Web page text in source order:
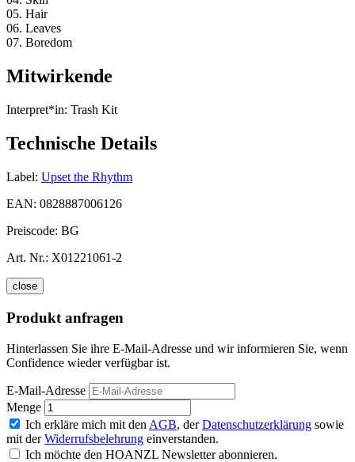
05. Hair
06. Leaves
07. Boredom
Mitwirkende
Interpret*in: Trash Kit
Technische Details
Label: Upset the Rhythm
EAN: 0828887006126
Preiscode: BG
Art. Nr.: X01221061-2
close
Produkt anfragen
Hinterlassen Sie ihre E-Mail-Adresse und wir informieren Sie, wenn
Confidence wieder verfügbar ist.
E-Mail-Adresse
Menge
Ich erkläre mich mit den AGB, derDatenschutzerklärung sowie
mit derWiderrufsbelehrung einverstanden.
Ich möchte den HOANZL Newsletter abonnieren.